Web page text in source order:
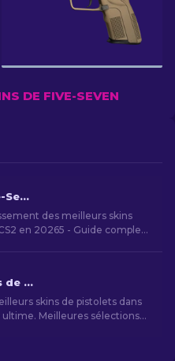
DE FIVE-SEVEN
Top skins Five-Seven dans CS2 [2026]
des meilleurs skins
en 20265 - Guide complet
Meilleurs skins de pistolets dans CS2 [2026]
skins de pistolets dans
ultime. Meilleures sélections